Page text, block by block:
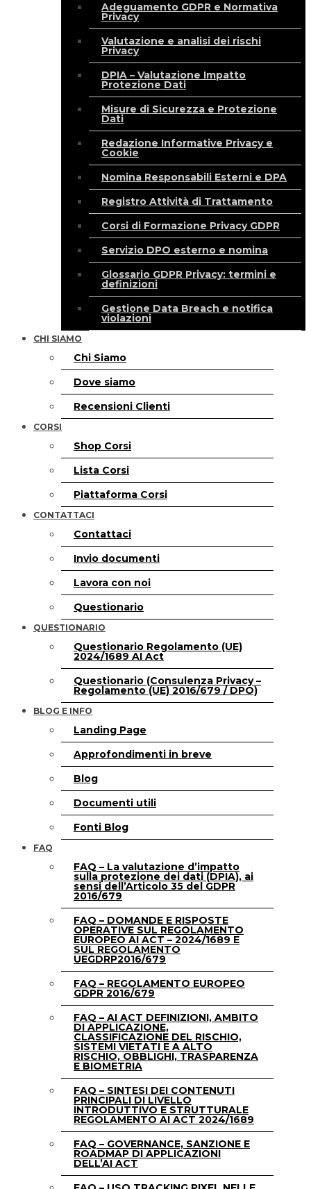
Adeguamento GDPR e Normativa
Privacy
Valutazione e analisi dei rischi
Privacy
DPIA – Valutazione Impatto
Protezione Dati
Misure di Sicurezza e Protezione
Dati
Redazione Informative Privacy e
Cookie
Nomina Responsabili Esterni e DPA
Registro Attività di Trattamento
Corsi di Formazione Privacy GDPR
Servizio DPO esterno e nomina
Glossario GDPR Privacy: termini e
definizioni
Gestione Data Breach e notifica
violazioni
CHI SIAMO
Chi Siamo
Dove siamo
Recensioni Clienti
CORSI
Shop Corsi
Lista Corsi
Piattaforma Corsi
CONTATTACI
Contattaci
Invio documenti
Lavora con noi
Questionario
QUESTIONARIO
Questionario Regolamento (UE)
2024/1689 AI Act
Questionario (Consulenza Privacy –
Regolamento (UE) 2016/679 / DPO)
BLOG E INFO
Landing Page
Approfondimenti in breve
Blog
Documenti utili
Fonti Blog
FAQ
FAQ – La valutazione d’impatto
sulla protezione dei dati (DPIA), ai
sensi dell’Articolo 35 del GDPR
2016/679
FAQ – DOMANDE E RISPOSTE
OPERATIVE SUL REGOLAMENTO
EUROPEO AI ACT – 2024/1689 E
SUL REGOLAMENTO
UEGDRP2016/679
FAQ – REGOLAMENTO EUROPEO
GDPR 2016/679
FAQ – AI ACT DEFINIZIONI, AMBITO
DI APPLICAZIONE,
CLASSIFICAZIONE DEL RISCHIO,
SISTEMI VIETATI E A ALTO
RISCHIO, OBBLIGHI, TRASPARENZA
E BIOMETRIA
FAQ – SINTESI DEI CONTENUTI
PRINCIPALI DI LIVELLO
INTRODUTTIVO E STRUTTURALE
REGOLAMENTO AI ACT 2024/1689
FAQ – GOVERNANCE, SANZIONE E
ROADMAP DI APPLICAZIONI
DELL’AI ACT